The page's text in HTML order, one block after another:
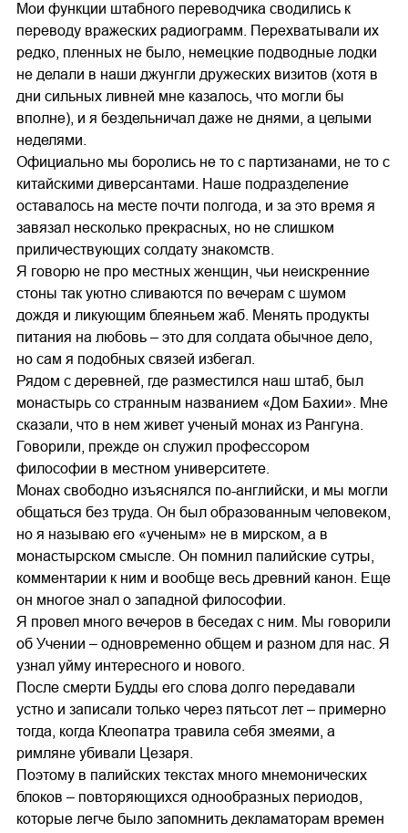
Мои функции штабного переводчика сводились к
переводу вражеских радиограмм. Перехватывали их
редко, пленных не было, немецкие подводные лодки
не делали в наши джунгли дружеских визитов (хотя в
дни сильных ливней мне казалось, что могли бы
вполне), и я бездельничал даже не днями, а целыми
неделями.
Официально мы боролись не то с партизанами, не то с
китайскими диверсантами. Наше подразделение
оставалось на месте почти полгода, и за это время я
завязал несколько прекрасных, но не слишком
приличествующих солдату знакомств.
Я говорю не про местных женщин, чьи неискренние
стоны так уютно сливаются по вечерам с шумом
дождя и ликующим блеяньем жаб. Менять продукты
питания на любовь – это для солдата обычное дело,
но сам я подобных связей избегал.
Рядом с деревней, где разместился наш штаб, был
монастырь со странным названием «Дом Бахии». Мне
сказали, что в нем живет ученый монах из Рангуна.
Говорили, прежде он служил профессором
философии в местном университете.
Монах свободно изъяснялся по-английски, и мы могли
общаться без труда. Он был образованным человеком,
но я называю его «ученым» не в мирском, а в
монастырском смысле. Он помнил палийские сутры,
комментарии к ним и вообще весь древний канон. Еще
он многое знал о западной философии.
Я провел много вечеров в беседах с ним. Мы говорили
об Учении – одновременно общем и разном для нас. Я
узнал уйму интересного и нового.
После смерти Будды его слова долго передавали
устно и записали только через пятьсот лет – примерно
тогда, когда Клеопатра травила себя змеями, а
римляне убивали Цезаря.
Поэтому в палийских текстах много мнемонических
блоков – повторяющихся однообразных периодов,
которые легче было запомнить декламаторам времен